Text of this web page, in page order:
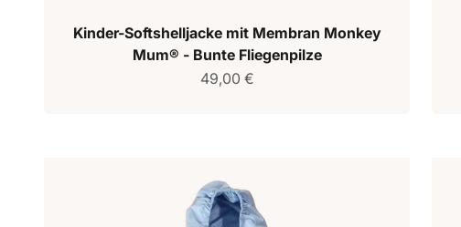
Kinder-Softshelljacke mit Membran Monkey
Mum® - Bunte Fliegenpilze
Verkaufspreis
49,00 €